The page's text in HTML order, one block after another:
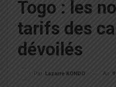
Togo : les
tarifs des
dévoilés
Par Lazarre KONDO Au